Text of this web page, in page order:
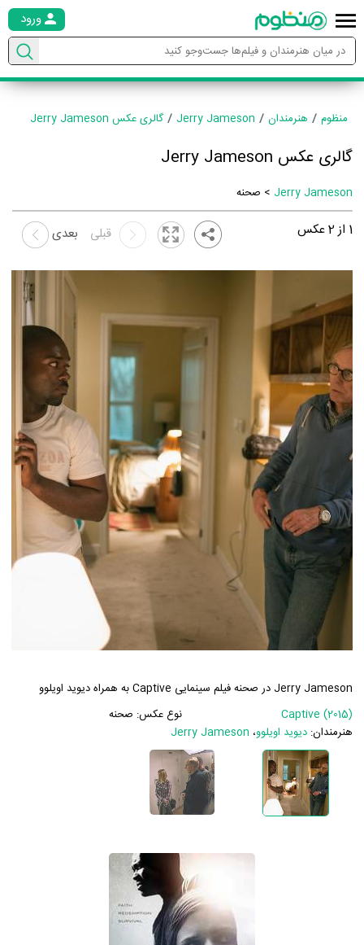
ورود
منظوم هنرمندان Jerry Jameson گالری عکس Jerry Jameson
گالری عکس Jerry Jameson
Jerry Jameson > صحنه
1 از2عکس بعدی قبلی
Jerry Jameson در صحنه فیلم سینمایی Captive به همراه دیوید اویلوو
Captive (2015)
نوع عکس: صحنه
هنرمندان:دیوید اویلوو، Jerry Jameson